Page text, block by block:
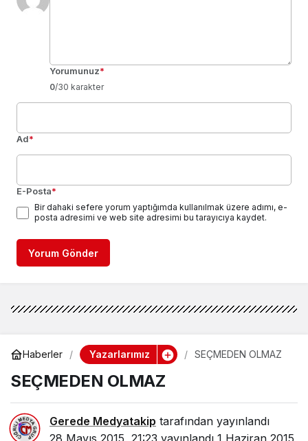
Yorumunuz*
0/30 karakter
Ad*
E-Posta*
Bir dahaki sefere yorum yaptığımda kullanılmak üzere adımı, e-
posta adresimi ve web site adresimi bu tarayıcıya kaydet.
Yorum Gönder
Haberler Yazarlarımız SEÇMEDEN OLMAZ
SEÇMEDEN OLMAZ
Gerede Medyatakip tarafından yayınlandı
28 Mayıs 2015, 21:23 yayınlandı 1 Haziran 2015,